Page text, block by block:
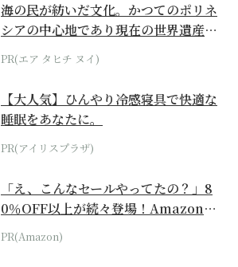
海の民が紡いだ文化。かつてのポリネ
シアの中心地であり現在の世界遺産か
らみえてくる...
PR(エア タヒチ ヌイ)
【大人気】ひんやり冷感寝具で快適な
睡眠をあなたに。
PR(アイリスプラザ)
「え、こんなセールやってたの？」8
0％OFF以上が続々登場！Amazonの
本気が...
PR(Amazon)